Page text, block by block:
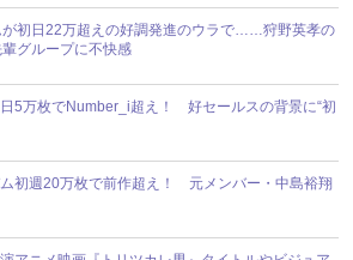
が初日22万超えの好調発進のウラで……狩野英孝の
グループに不快感
日5万枚でNumber_i超え！ 好セールスの背景に“初
初週20万枚で前作超え！ 元メンバー・中島裕翔